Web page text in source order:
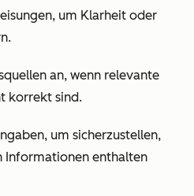
um Klarheit oder
an, wenn relevante
korrekt sind.
um sicherzustellen,
Informationen enthalten